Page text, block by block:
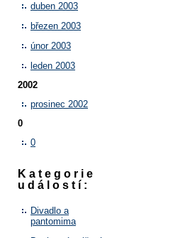
duben 2003
březen 2003
únor 2003
leden 2003
2002
prosinec 2002
0
0
Kategorie
událostí:
Divadlo a
pantomima